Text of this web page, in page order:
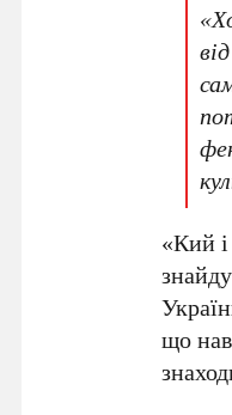
«Кий
що